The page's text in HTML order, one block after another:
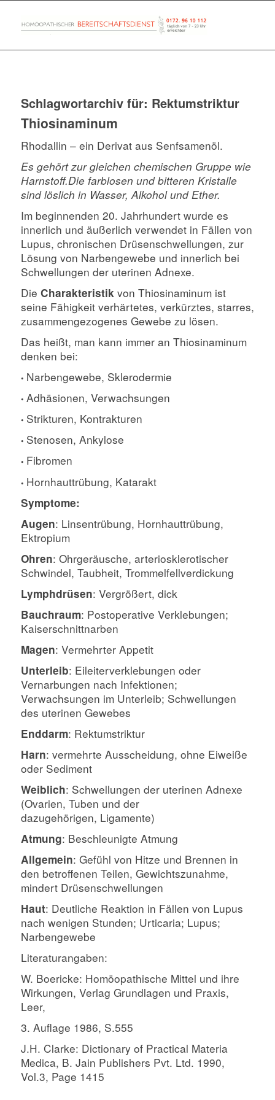
Schlagwortarchiv für: Rektumstriktur
Thiosinaminum
Rhodallin – ein Derivat aus Senfsamenöl.
Es gehört zur gleichen chemischen Gruppe wie
Harnstoff.Die farblosen und bitteren Kristalle
sind löslich in Wasser, Alkohol und Ether.
Im beginnenden 20. Jahrhundert wurde es
innerlich und äußerlich verwendet in Fällen von
Lupus, chronischen Drüsenschwellungen, zur
Lösung von Narbengewebe und innerlich bei
Schwellungen der uterinen Adnexe.
Die Charakteristikvon Thiosinaminum ist
seine Fähigkeit verhärtetes, verkürztes, starres,
zusammengezogenes Gewebe zu lösen.
Das heißt, man kann immer an Thiosinaminum
denken bei:
• Narbengewebe, Sklerodermie
• Adhäsionen, Verwachsungen
• Strikturen, Kontrakturen
• Stenosen, Ankylose
• Fibromen
• Hornhauttrübung, Katarakt
Symptome:
Augen: Linsentrübung, Hornhauttrübung,
Ektropium
Ohren: Ohrgeräusche, arteriosklerotischer
Schwindel, Taubheit, Trommelfellverdickung
Lymphdrüsen: Vergrößert, dick
Bauchraum: Postoperative Verklebungen;
Kaiserschnittnarben
Magen: Vermehrter Appetit
Unterleib: Eileiterverklebungen oder
Vernarbungen nach Infektionen;
Verwachsungen im Unterleib; Schwellungen
des uterinen Gewebes
Enddarm: Rektumstriktur
Harn: vermehrte Ausscheidung, ohne Eiweiße
oder Sediment
Weiblich: Schwellungen der uterinen Adnexe
(Ovarien, Tuben und der
dazugehörigen, Ligamente)
Atmung: Beschleunigte Atmung
Allgemein: Gefühl von Hitze und Brennen in
den betroffenen Teilen, Gewichtszunahme,
mindert Drüsenschwellungen
Haut: Deutliche Reaktion in Fällen von Lupus
nach wenigen Stunden; Urticaria; Lupus;
Narbengewebe
Literaturangaben:
W. Boericke: Homöopathische Mittel und ihre
Wirkungen, Verlag Grundlagen und Praxis,
Leer,
3. Auflage 1986, S.555
J.H. Clarke: Dictionary of Practical Materia
Medica, B. Jain Publishers Pvt. Ltd. 1990,
Vol.3, Page 1415